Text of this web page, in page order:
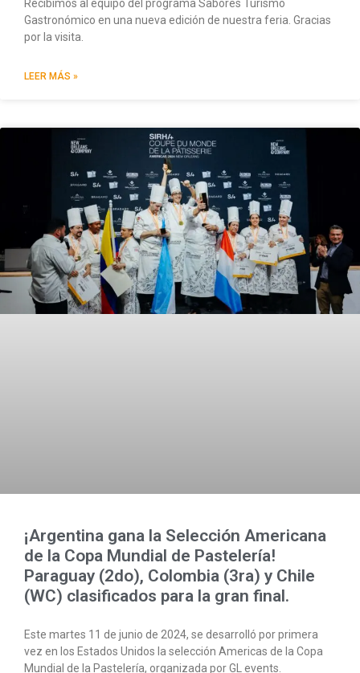
Recibimos al equipo del programa Sabores Turismo
Gastronómico en una nueva edición de nuestra feria. Gracias
por la visita.
LEER MÁS »
¡Argentina gana la Selección Americana
de la Copa Mundial de Pastelería!
Paraguay (2do), Colombia (3ra) y Chile
(WC) clasificados para la gran final.
Este martes 11 de junio de 2024, se desarrolló por primera
vez en los Estados Unidos la selección Americas de la Copa
Mundial de la Pastelería, organizada por GL events.